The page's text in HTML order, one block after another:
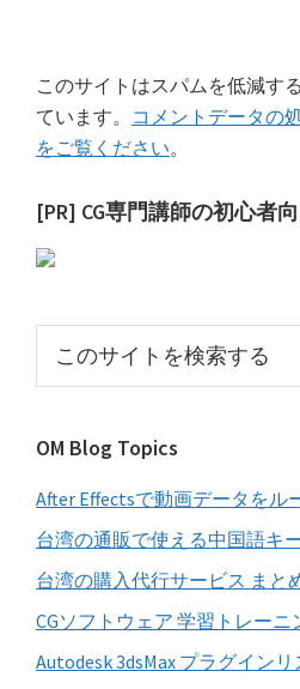
このサイトはスパムを低減す
ています。 コメントデータの
をご覧ください。
最
初
サ
イ
バ
ー
[PR] CG専門講師の初心者
ト
検
索
す
る
OM Blog Topics
After Effectsで動画データをル
台湾の通販で使える中国語キ
台湾の購入代行サービス まと
CGソフトウェア 学習トレーニ
Autodesk 3dsMax プラグインリ